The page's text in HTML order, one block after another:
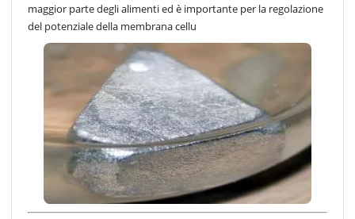
maggior parte degli alimenti ed è importante per la regolazione
del potenziale della membrana cellu